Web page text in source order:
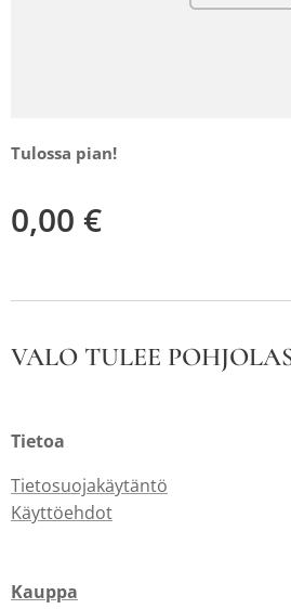
Tulossa pian!
0,00 €
VALO TULEE
Tietoa
Tietosuojakäytäntö
Käyttöehdot
Kauppa